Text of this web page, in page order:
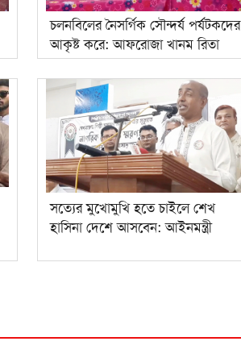
চলনবিলের নৈসর্গিক সৌন্দর্য পর্যটকদের
আকৃষ্ট করে: আফরোজা খানম রিতা
সত্যের মুখোমুখি হতে চাইলে শেখ
হাসিনা দেশে আসবেন: আইনমন্ত্রী